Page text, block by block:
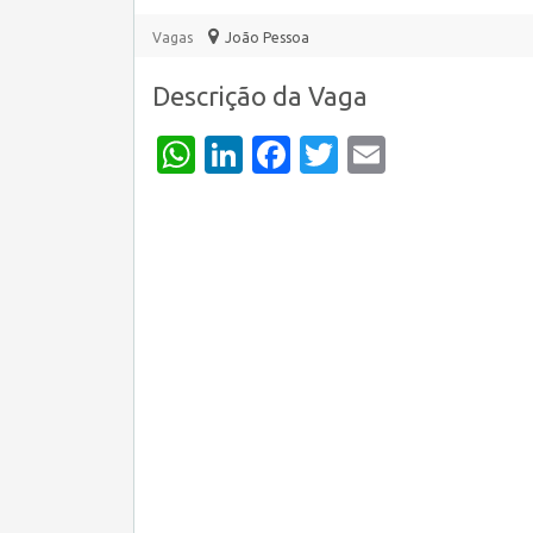
Vagas João Pessoa
Descrição da Vaga
WhatsApp
LinkedIn
Facebook
Twitter